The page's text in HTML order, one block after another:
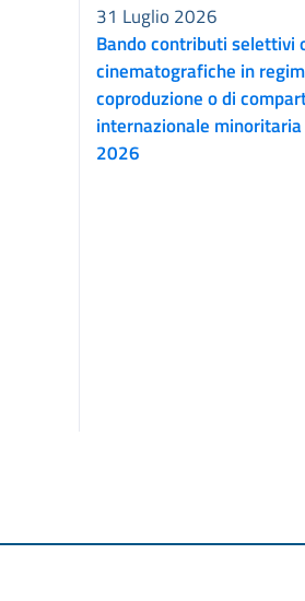
Bando contributi selettivi
cinematografiche in
coproduzione o di
internazionale
2026
31 Luglio 2026